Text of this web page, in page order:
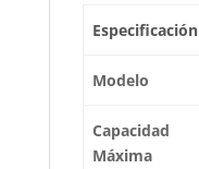
Especificación
Modelo
Capacidad
Máxima